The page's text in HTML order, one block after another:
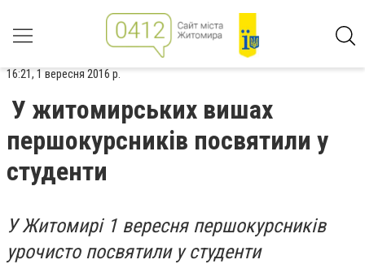
16:21, 1 вересня 2016 р.
У житомирських вишах
першокурсників посвятили у
студенти
У Житомирі 1 вересня першокурсників
урочисто посвятили у студенти